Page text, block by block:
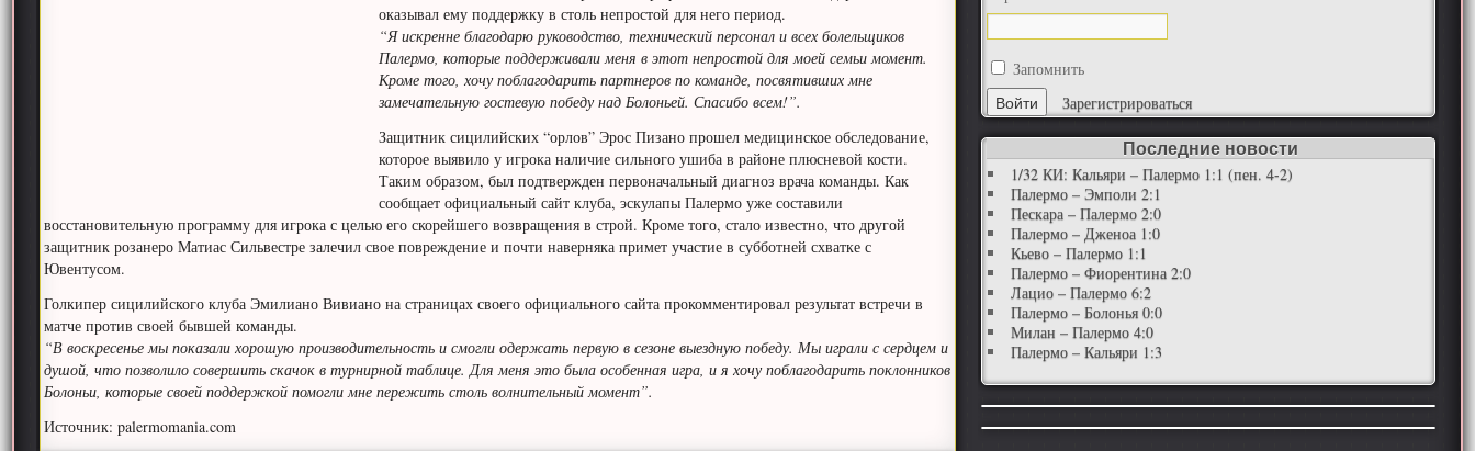
оказывал ему поддержку в столь непростой для него период.
“Я искренне благодарю руководство, технический персонал и всех болельщиков
Палермо, которые поддерживали меня в этот непростой для моей семьи момент.
Кроме того, хочу поблагодарить партнеров по команде, посвятивших мне
замечательную гостевую победу над Болоньей. Спасибо всем!”.
Защитник сицилийских “орлов” Эрос Пизано прошел медицинское обследование,
которое выявило у игрока наличие сильного ушиба в районе плюсневой кости.
Таким образом, был подтвержден первоначальный диагноз врача команды. Как
сообщает официальный сайт клуба, эскулапы Палермо уже составили
восстановительную программу для игрока с целью его скорейшего возвращения в строй. Кроме того, стало известно, что другой
защитник розанеро Матиас Сильвестре залечил свое повреждение и почти наверняка примет участие в субботней схватке с
Ювентусом.
Голкипер сицилийского клуба Эмилиано Вивиано на страницах своего официального сайта прокомментировал результат встречи в
матче против своей бывшей команды.
“В воскресенье мы показали хорошую производительность и смогли одержать первую в сезоне выездную победу. Мы играли с сердцем и
душой, что позволило совершить скачок в турнирной таблице. Для меня это была особенная игра, и я хочу поблагодарить поклонников
Болоньи, которые своей поддержкой помогли мне пережить столь волнительный момент”.
Источник: palermomania.com
Запомнить
Зарегистрироваться
Последние новости
1/32 КИ: Кальяри – Палермо 1:1 (пен. 4-2)
Палермо – Эмполи 2:1
Пескара – Палермо 2:0
Палермо – Дженоа 1:0
Кьево – Палермо 1:1
Палермо – Фиорентина 2:0
Лацио – Палермо 6:2
Палермо – Болонья 0:0
Милан – Палермо 4:0
Палермо – Кальяри 1:3